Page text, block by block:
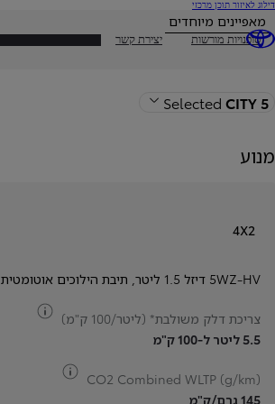
דילוג לאיזור תוכן מרכזי(לחיצה
אנטר)
סוכנויות מורשות יצירת קשר
מאפיינים מיוחדים
Selected CITY 5
מנוע
4X2
5WZ-HV דיזל 1.5 ליטר , תיבת הילוכים אוטומטית 1+8
צריכת דלק משולבת* (ליטר/100 ק"מ)
5.5 ליטר ל-100 ק"מ
CO2 Combined WLTP (g/km)
145 גרם/ק"מ